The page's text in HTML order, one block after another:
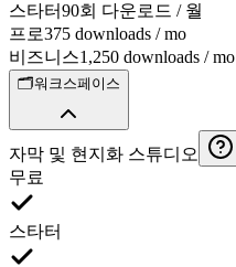
스타터90회 다운로드 / 월
프로375 downloads / mo
비즈니스1,250 downloads / mo
🗂️워크스페이스
자막 및 현지화 스튜디오
무료
스타터